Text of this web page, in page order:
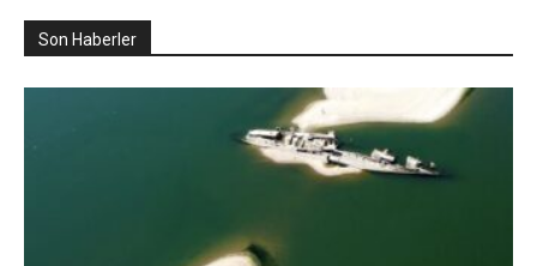
Son Haberler